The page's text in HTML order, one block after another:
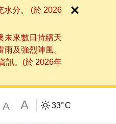
水分。 (於 2026
未來數日持續天
及強烈陣風。
訊。(於 2026年
A A 33°C